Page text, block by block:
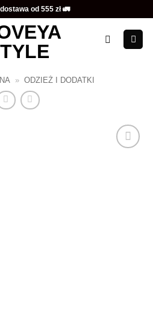
od 555 zł 🚛
» ODZIEŻ I DODATKI